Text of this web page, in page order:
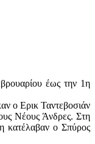
έως την 1η
ο Ερικ Ταντεβοσιάν
Νέους Άνδρες. Στη
κατέλαβαν ο Σπύρος